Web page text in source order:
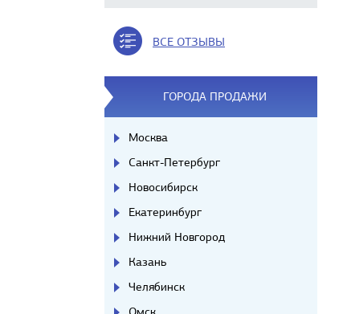
ВСЕ ОТЗЫВЫ
ГОРОДА ПРОДАЖИ
Москва
Санкт-Петербург
Новосибирск
Екатеринбург
Нижний Новгород
Казань
Челябинск